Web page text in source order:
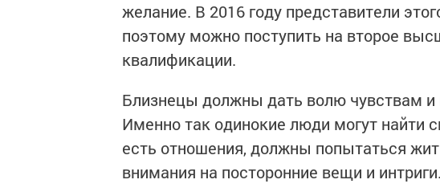
желание. В 2016 году представители
поэтому можно поступить на второе
квалификации.
Близнецы должны дать волю чувствам
Именно так одинокие люди могут найти
есть отношения, должны попытаться
внимания на посторонние вещи и интриги.